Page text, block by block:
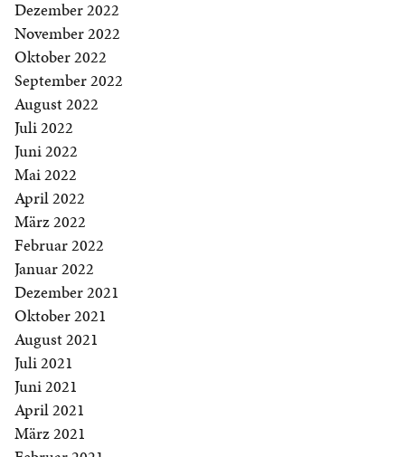
Dezember 2022
November 2022
Oktober 2022
September 2022
August 2022
Juli 2022
Juni 2022
Mai 2022
April 2022
März 2022
Februar 2022
Januar 2022
Dezember 2021
Oktober 2021
August 2021
Juli 2021
Juni 2021
April 2021
März 2021